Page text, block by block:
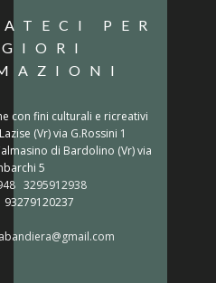
PER
con fini culturali e ricreativi
(Vr) via G.Rossini 1
di Bardolino (Vr) via
5
3295912938
93279120237